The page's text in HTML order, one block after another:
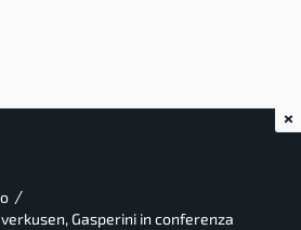
/
Gasperini in conferenza
×